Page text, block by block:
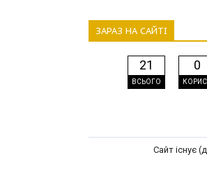
ЗАРАЗ НА САЙТІ
21
ВСЬОГО
0
Сайт існує